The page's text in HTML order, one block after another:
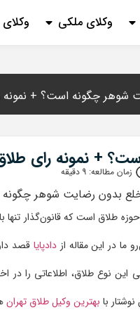
وکلای ملکی
شوهر چگونه است؟ +
+ نمونه رای
زمان مطالعه: 9 دقیقه
طلاق است که قانون‌گذار
ما در این مقاله ازدادپایا قصد
این نوع طلاق، اطلاعاتی را در
با بهترین وکیل طلاق تهران